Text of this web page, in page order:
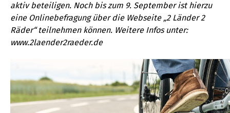
aktiv beteiligen. Noch bis zum 9. September ist hierzu
eine Onlinebefragung über die Webseite „2 Länder 2
Räder“ teilnehmen können. Weitere Infos unter:
www.2laender2raeder.de